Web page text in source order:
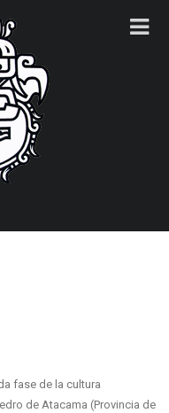
fase de la cultura
de Atacama (Provincia de